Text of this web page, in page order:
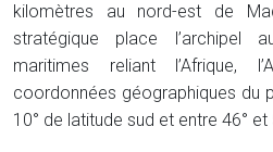
kilomètres au nord-est de
stratégique place l’archipel
maritimes reliant l’Afrique,
coordonnées géographiques du
10° de latitude sud et entre 46°